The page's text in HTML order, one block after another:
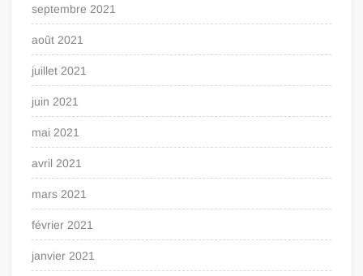
septembre 2021
août 2021
juillet 2021
juin 2021
mai 2021
avril 2021
mars 2021
février 2021
janvier 2021